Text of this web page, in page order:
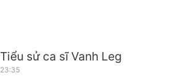
Tiểu sử ca sĩ Vanh Leg
23:35